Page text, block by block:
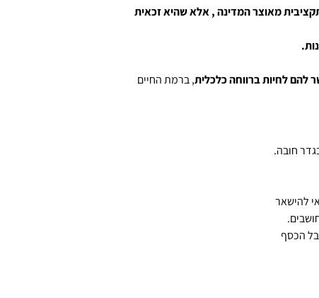
מאוצר המדינה , אלא שהיא זכאית
לחיות ברווחה כלכלית, ברמת החיים
חובה.
להישאר
הכסף